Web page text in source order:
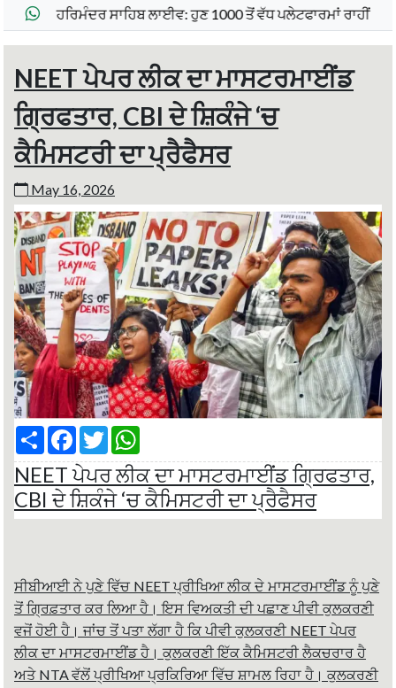
ਸਾਹਿਬ ਲਾਈਵ: ਹੁਣ 1000 ਤੋਂ ਵੱਧ ਪਲੇਟਫਾਰਮਾਂ ਰਾਹੀਂ ਦੁਨੀਆ ਭਰ
NEET ਪੇਪਰ ਲੀਕ ਦਾ ਮਾਸਟਰਮਾਈਂਡ
ਗ੍ਰਿਫਤਾਰ, CBI ਦੇ ਸ਼ਿਕੰਜੇ ‘ਚ
ਕੈਮਿਸਟਰੀ ਦਾ ਪ੍ਰੈਫੈਸਰ
May 16, 2026
S
a
r
e
F
c
e
b
o
o
T
w
i
t
t
e
r
a
t
s
A
p
NEET ਪੇਪਰ ਲੀਕ ਦਾ ਮਾਸਟਰਮਾਈਂਡ ਗ੍ਰਿਫਤਾਰ,
CBI ਦੇ ਸ਼ਿਕੰਜੇ ‘ਚ ਕੈਮਿਸਟਰੀ ਦਾ ਪ੍ਰੈਫੈਸਰ
ਸੀਬੀਆਈ ਨੇ ਪੁਣੇ ਵਿੱਚ NEET ਪ੍ਰੀਖਿਆ ਲੀਕ ਦੇ ਮਾਸਟਰਮਾਈਂਡ ਨੂੰ ਪੁਣੇ
ਤੋਂ ਗ੍ਰਿਫ਼ਤਾਰ ਕਰ ਲਿਆ ਹੈ। ਇਸ ਵਿਅਕਤੀ ਦੀ ਪਛਾਣ ਪੀਵੀ ਕੁਲਕਰਣੀ
ਵਜੋਂ ਹੋਈ ਹੈ। ਜਾਂਚ ਤੋਂ ਪਤਾ ਲੱਗਾ ਹੈ ਕਿ ਪੀਵੀ ਕੁਲਕਰਣੀ NEET ਪੇਪਰ
ਲੀਕ ਦਾ ਮਾਸਟਰਮਾਈਂਡ ਹੈ। ਕੁਲਕਰਣੀ ਇੱਕ ਕੈਮਿਸਟਰੀ ਲੈਕਚਰਾਰ ਹੈ
ਅਤੇ NTA ਵੱਲੋਂ ਪ੍ਰੀਖਿਆ ਪ੍ਰਕਿਰਿਆ ਵਿੱਚ ਸ਼ਾਮਲ ਰਿਹਾ ਹੈ। ਕੁਲਕਰਣੀ